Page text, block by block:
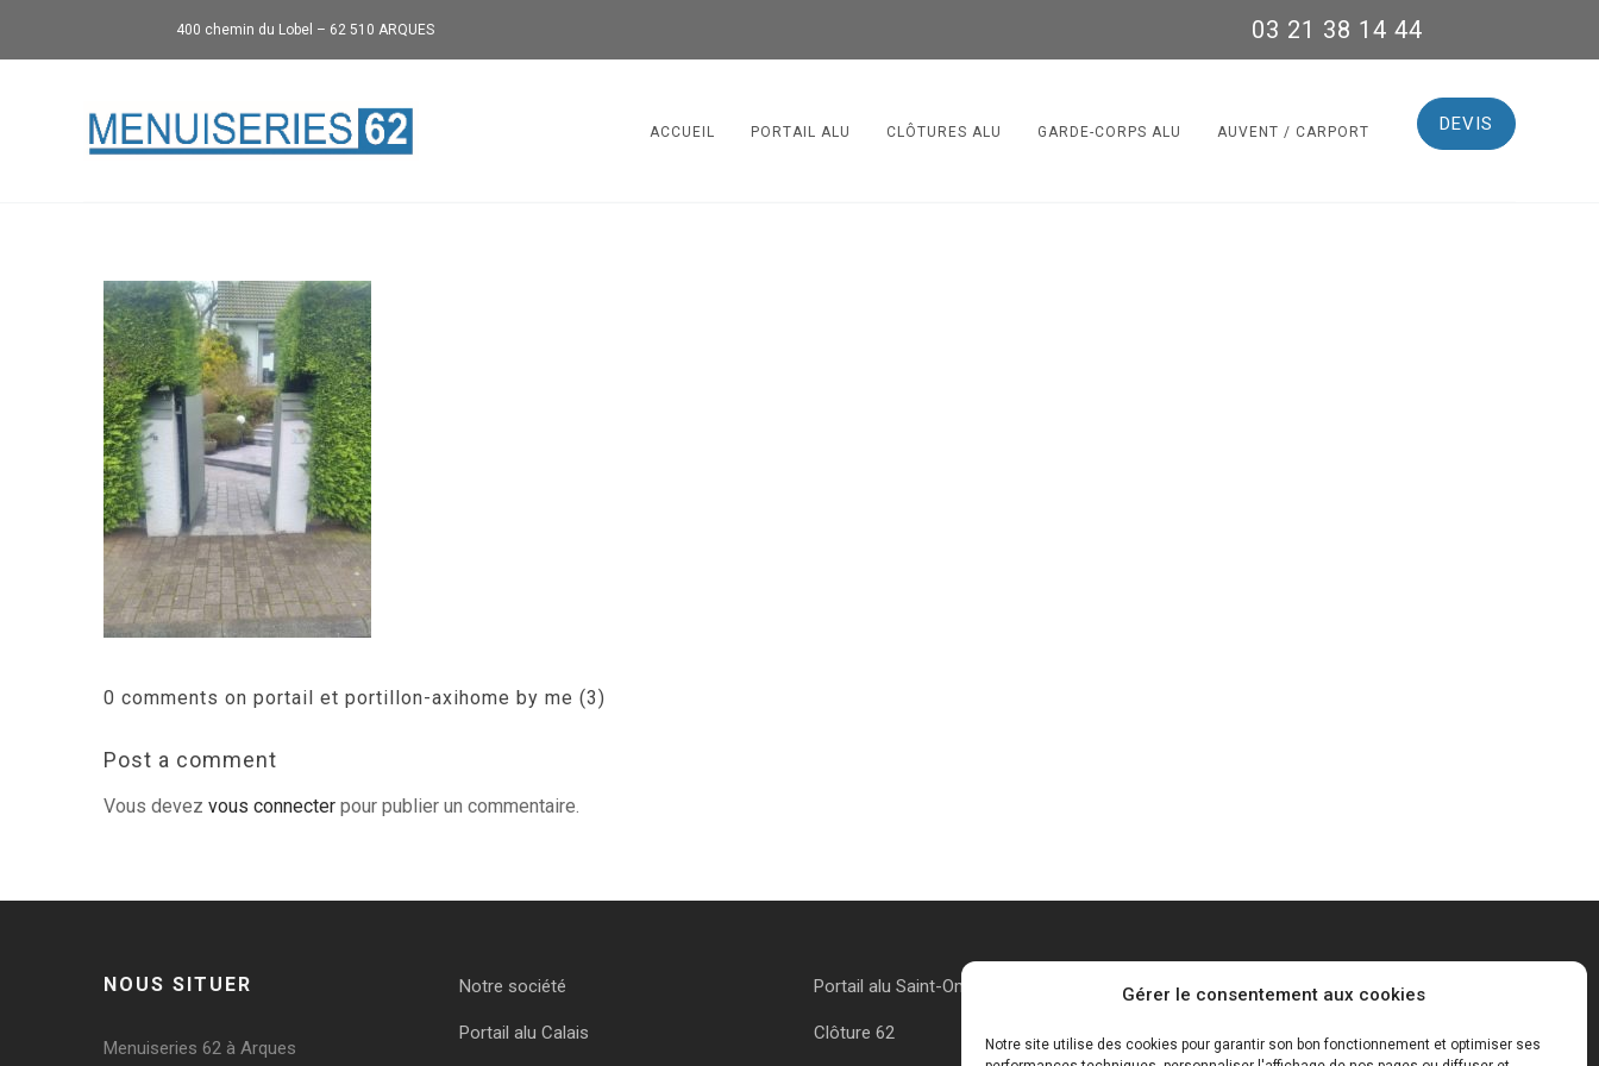
Gérer le consentement aux cookies
Notre site utilise des cookies pour garantir son bon fonctionnement et optimiser ses
400 chemin du Lobel – 62 510 ARQUES 03 21 38 14 44
DEVIS
ACCUEIL PORTAIL ALU CLÔTURES ALU GARDE-CORPS ALU AUVENT / CARPORT
0 comments on portail et portillon-axihome by me (3)
Post a comment
Vous devezvous connecter pour publier un commentaire.
NOUS SITUER
Menuiseries 62 à Arques
Notre société
Portail alu Calais
Portail alu Saint-Omer
Clôture 62
Mentions Légales